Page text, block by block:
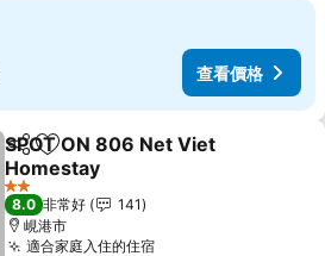
查看價格
分享 加入我的最愛
SPOT ON 806 Net Viet
Homestay
2 星級
8.0 非常好
141
峴港市
適合家庭入住的住宿